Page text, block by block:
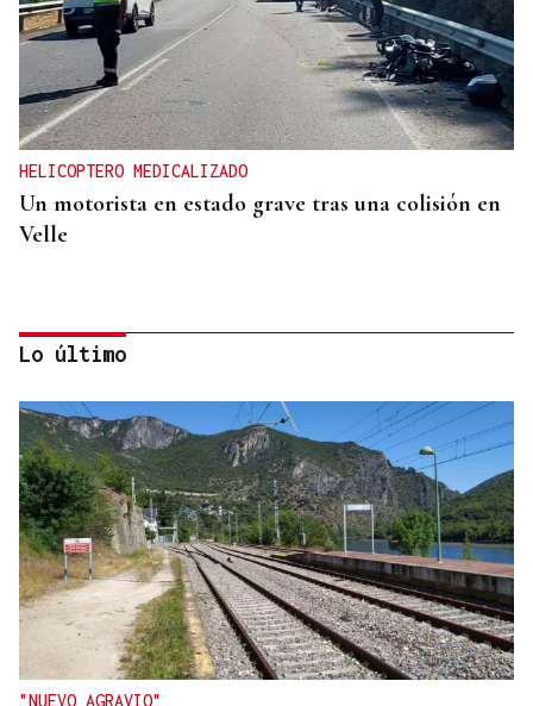
HELICOPTERO MEDICALIZADO
Un motorista en estado grave tras una colisión en
Velle
OBITUARIO
Muere Luis Díaz Núñez, socialista y dirigente
histórico de UGT en Ourense
Lo último
"NUEVO AGRAVIO"